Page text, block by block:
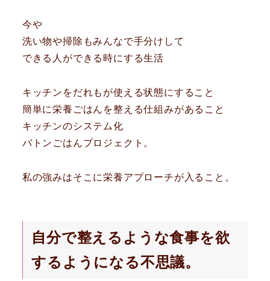
今や
洗い物や掃除もみんなで手分けして
できる人ができる時にする生活
キッチンをだれもが使える状態にすること
簡単に栄養ごはんを整える仕組みがあること
キッチンのシステム化
バトンごはんプロジェクト。
私の強みはそこに栄養アプローチが入ること。
自分で整えるような食事を欲
するようになる不思議。